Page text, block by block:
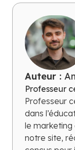
Auteur :
Professeur
Professeur
dans
le marketing
notre site,